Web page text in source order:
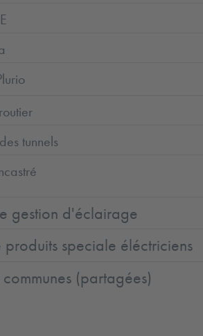
tunnels
gestion d'éclairage
speciale éléctriciens
(partagées)